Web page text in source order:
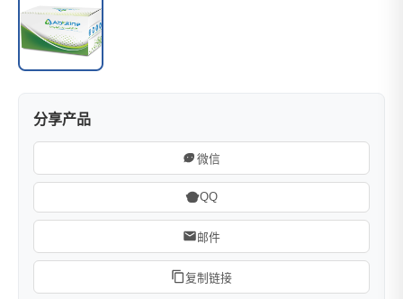
分享产品
微信
QQ
邮件
复制链接